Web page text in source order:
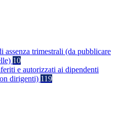
assenza trimestrali (da pubblicare
10
e autorizzati ai dipendenti
dirigenti) 119